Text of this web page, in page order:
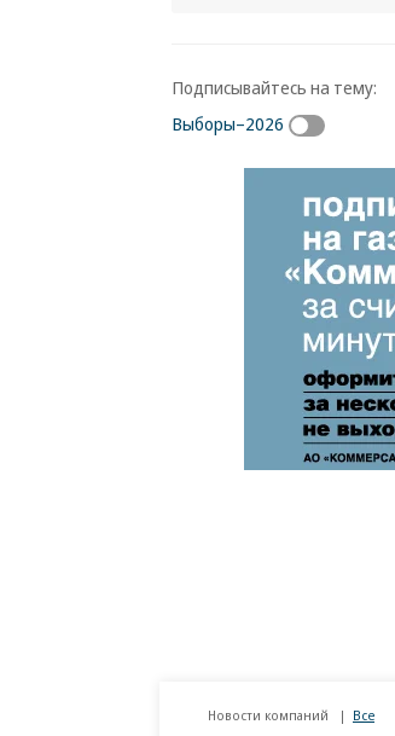
Подписывайтесь на тему:
Выборы–2026
Новости компаний Все